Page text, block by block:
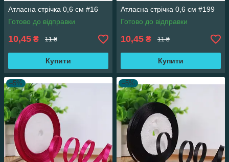
Атласна стрічка 0,6 см #16
Готово до відправки
10,45 ₴ 11 ₴
Купити
Атласна стрічка 0,6 см #199
Готово до відправки
10,45 ₴ 11 ₴
Купити
–5% –5%